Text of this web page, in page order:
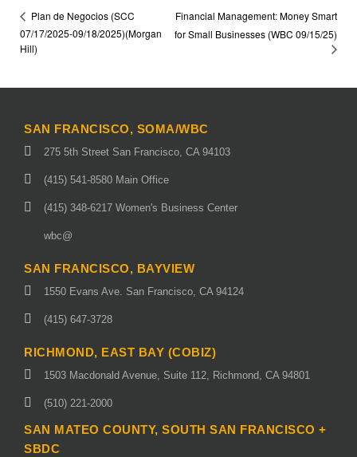
Plan de Negocios (SCC
07/17/2025-09/18/2025)(Morgan
Hill)
Financial Management: Money Smart
for Small Businesses (WBC 09/15/25)
SAN FRANCISCO, SOMA/WBC
275 5th Street San Francisco, CA 94103
(415) 541-8580 Main Office
(415) 348-6217 Women's Business Center
wbc@
SAN FRANCISCO, BAYVIEW
1550 Evans Ave. San Francisco, CA 94124
(415) 647-3728
RICHMOND, EAST BAY (COBIZ)
1503 Macdonald Avenue, Suite 112, Richmond, CA 94801
(510) 221-2000
SAN MATEO COUNTY, SOUTH SAN FRANCISCO +
SBDC